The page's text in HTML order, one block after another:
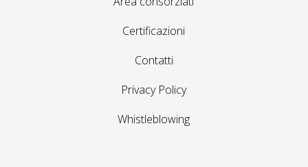
Certificazioni
Contatti
Privacy Policy
Whistleblowing